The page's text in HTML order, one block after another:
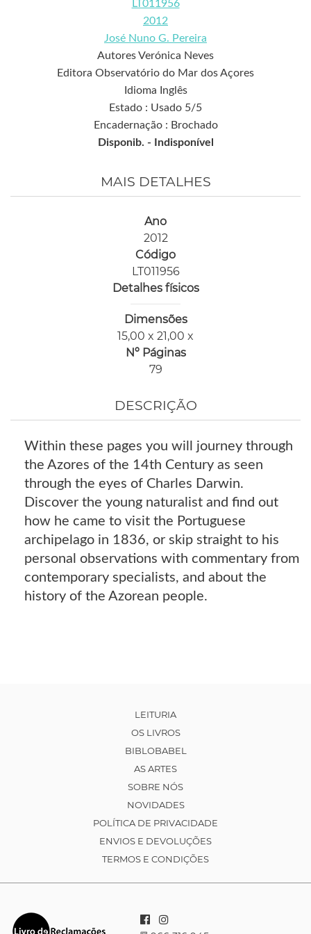
LT011956
2012
José Nuno G. Pereira
Autores Verónica Neves
Editora Observatório do Mar dos Açores
Idioma Inglês
Estado : Usado 5/5
Encadernação : Brochado
Disponib. -
Indisponível
MAIS DETALHES
Ano
2012
Código
LT011956
Detalhes físicos
Dimensões
15,00 x 21,00 x
Nº Páginas
79
DESCRIÇÃO
Within these pages you will journey through
the Azores of the 14th Century as seen
through the eyes of Charles Darwin.
Discover the young naturalist and find out
how he came to visit the Portuguese
archipelago in 1836, or skip straight to his
personal observations with commentary from
contemporary specialists, and about the
history of the Azorean people.
LEITURIA
OS LIVROS
BIBLOBABEL
AS ARTES
SOBRE NÓS
NOVIDADES
POLÍTICA DE PRIVACIDADE
ENVIOS E DEVOLUÇÕES
TERMOS E CONDIÇÕES